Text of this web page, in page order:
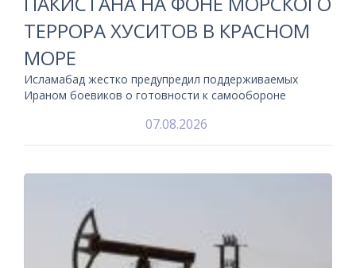
ТЕРРОРА ХУСИТОВ В КРАСНОМ
МОРЕ
Исламабад жестко предупредил поддерживаемых
Ираном боевиков о готовности к самообороне
07.08.2026